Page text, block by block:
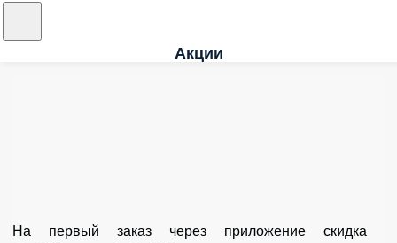
Акции
На первый заказ через приложение скидка 10%